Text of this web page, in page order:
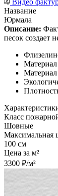
Название
Юрмала
Описание:
песок создает
Материал
Материал
Класс
Шовные
Максимальная
100 см
Цена за м²
3300 ₽/м²